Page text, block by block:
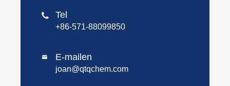
 Tel
+86-571-88099850
 E-mailen
joan@qtqchem.com